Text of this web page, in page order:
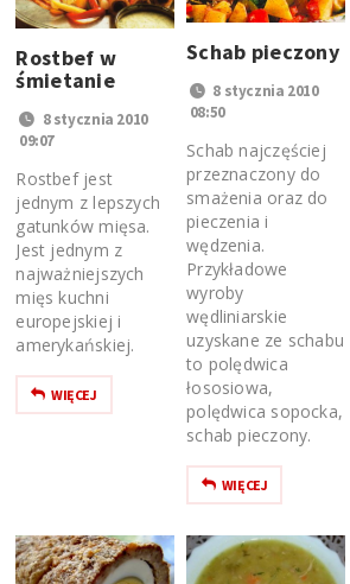
Rostbef w
śmietanie
8 stycznia 2010
09:07
Rostbef jest
jednym z lepszych
gatunków mięsa.
Jest jednym z
najważniejszych
mięs kuchni
europejskiej i
amerykańskiej.
WIĘCEJ
Schab pieczony
8 stycznia 2010
08:50
Schab najczęściej
przeznaczony do
smażenia oraz do
pieczenia i
wędzenia.
Przykładowe
wyroby
wędliniarskie
uzyskane ze schabu
to polędwica
łososiowa,
polędwica sopocka,
schab pieczony.
WIĘCEJ